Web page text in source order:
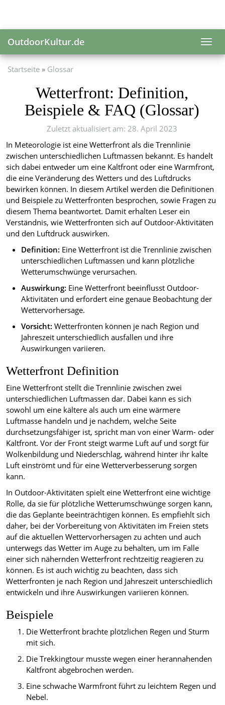
main
content
OutdoorKultur.de
Startseite Glossar
Wetterfront: Definition,
Beispiele & FAQ (Glossar)
Zuletzt aktualisiert am: 28. April 2023
In Meteorologie ist eine Wetterfront als die Trennlinie
zwischen unterschiedlichen Luftmassen bekannt. Es handelt
sich dabei entweder um eine Kaltfront oder eine Warmfront,
die eine Veränderung des Wetters und des Luftdrucks
bewirken können. In diesem Artikel werden die Definitionen
und Beispiele zu Wetterfronten besprochen, sowie Fragen zu
diesem Thema beantwortet. Damit erhalten Leser ein
Verständnis, wie Wetterfronten sich auf Outdoor-Aktivitäten
und den Luftdruck auswirken.
Definition: Eine Wetterfront ist die Trennlinie zwischen
unterschiedlichen Luftmassen und kann plötzliche
Wetterumschwünge verursachen.
Auswirkung: Eine Wetterfront beeinflusst Outdoor-
Aktivitäten und erfordert eine genaue Beobachtung der
Wettervorhersage.
Vorsicht: Wetterfronten können je nach Region und
Jahreszeit unterschiedlich ausfallen und ihre
Auswirkungen variieren.
Wetterfront Definition
Eine Wetterfront stellt die Trennlinie zwischen zwei
unterschiedlichen Luftmassen dar. Dabei kann es sich
sowohl um eine kältere als auch um eine wärmere
Luftmasse handeln und je nachdem, welche Seite
durchsetzungsfähiger ist, spricht man von einer Warm- oder
Kaltfront. Vor der Front steigt warme Luft auf und sorgt für
Wolkenbildung und Niederschlag, während hinter ihr kalte
Luft einströmt und für eine Wetterverbesserung sorgen
kann.
In Outdoor-Aktivitäten spielt eine Wetterfront eine wichtige
Rolle, da sie für plötzliche Wetterumschwünge sorgen kann,
die das Geplante beeinträchtigen können. Es empfiehlt sich
daher, bei der Vorbereitung von Aktivitäten im Freien stets
auf die aktuellen Wettervorhersagen zu achten und auch
unterwegs das Wetter im Auge zu behalten, um im Falle
einer sich nähernden Wetterfront rechtzeitig reagieren zu
können. Es ist auch wichtig zu beachten, dass sich
Wetterfronten je nach Region und Jahreszeit unterschiedlich
entwickeln und ihre Auswirkungen variieren können.
Beispiele
Die Wetterfront brachte plötzlichen Regen und Sturm
mit sich.
Die Trekkingtour musste wegen einer herannahenden
Kaltfront abgebrochen werden.
Eine schwache Warmfront führt zu leichtem Regen und
Nebel.